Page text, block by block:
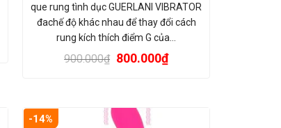
que rung tình dục GUERLANI VIBRATOR
đachế độ khác nhau để thay đổi cách
rung kích thích điểm G của…
900.000₫ 800.000₫
-14%